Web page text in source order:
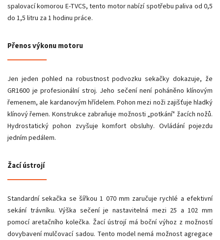
spalovací komorou E-TVCS, tento motor nabízí spotřebu paliva od 0,5
do 1,5 litru za 1 hodinu práce.
Přenos výkonu motoru
Jen jeden pohled na robustnost podvozku sekačky dokazuje, že
GR1600 je profesionální stroj. Jeho sečení není poháněno klínovým
řemenem, ale kardanovým hřídelem. Pohon mezi noži zajišťuje hladký
klínový řemen. Konstrukce zabraňuje možnosti „potkání" žacích nožů.
Hydrostatický pohon zvyšuje komfort obsluhy. Ovládání pojezdu
jedním pedálem.
Žací ústrojí
Standardní sekačka se šířkou 1 070 mm zaručuje rychlé a efektivní
sekání trávníku. Výška sečení je nastavitelná mezi 25 a 102 mm
pomocí aretačního kolečka. Žací ústrojí má boční výhoz z možností
dovybavení mulčovací sadou. Tento model nemá možnost agregace